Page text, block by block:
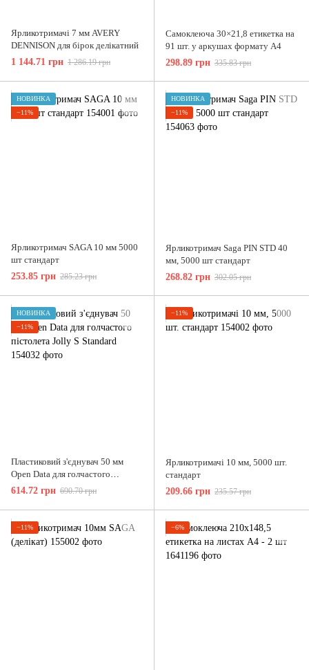
Ярликотримачі 7 мм AVERY
DENNISON для бірок делікатний
1 144.71 грн 1 286.19 грн
Самоклеюча 30×21,8 етикетка на
91 шт. у аркушах формату А4
298.89 грн 335.83 грн
НОВИНКА
−11%
Ярликотримач SAGA 10 мм 5000
шт стандарт
253.85 грн 285.23 грн
НОВИНКА
−11%
Ярликотримач Saga PIN STD 40
мм, 5000 шт стандарт
268.82 грн 302.05 грн
НОВИНКА
−11%
Пластиковий з'єднувач 50 мм
Open Data для голчастого
пістолета Jolly S Standard
614.72 грн 690.70 грн
−11%
Ярликотримачі 10 мм, 5000 шт.
стандарт
209.66 грн 235.57 грн
−11% −6%